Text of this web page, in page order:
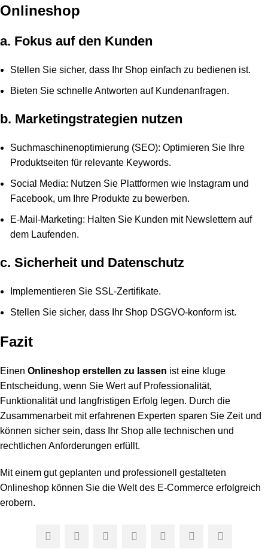
Onlineshop
a. Fokus auf den Kunden
Stellen Sie sicher, dass Ihr Shop einfach zu bedienen ist.
Bieten Sie schnelle Antworten auf Kundenanfragen.
b. Marketingstrategien nutzen
Suchmaschinenoptimierung (SEO): Optimieren Sie Ihre
Produktseiten für relevante Keywords.
Social Media: Nutzen Sie Plattformen wie Instagram und
Facebook, um Ihre Produkte zu bewerben.
E-Mail-Marketing: Halten Sie Kunden mit Newslettern auf
dem Laufenden.
c. Sicherheit und Datenschutz
Implementieren Sie SSL-Zertifikate.
Stellen Sie sicher, dass Ihr Shop DSGVO-konform ist.
Fazit
Einen Onlineshop erstellen zu lassen ist eine kluge
Entscheidung, wenn Sie Wert auf Professionalität,
Funktionalität und langfristigen Erfolg legen. Durch die
Zusammenarbeit mit erfahrenen Experten sparen Sie Zeit und
können sicher sein, dass Ihr Shop alle technischen und
rechtlichen Anforderungen erfüllt.
Mit einem gut geplanten und professionell gestalteten
Onlineshop können Sie die Welt des E-Commerce erfolgreich
erobern.